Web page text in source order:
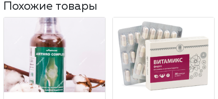
Похожие товары